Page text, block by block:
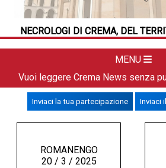
NECROLOGI DI CREMA, DEL
MENU
DAL TERRITORIO
APPUNTAMENTI
Vuoi leggere Crema News senza
Inviaci la tua partecipazione Inviaci
ROMANENGO
20 / 3 / 2025